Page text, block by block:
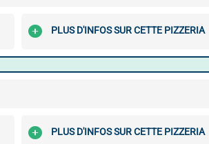
PLUS D'INFOS SUR CETTE PIZZERIA
PLUS D'INFOS SUR CETTE PIZZERIA